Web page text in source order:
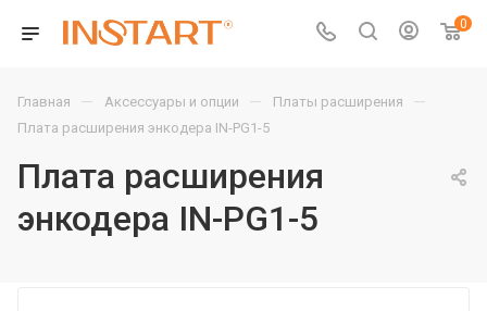
0
Главная — Аксессуары и опции — Платы расширения —
Плата расширения энкодера IN-PG1-5
Плата расширения
энкодера IN-PG1-5